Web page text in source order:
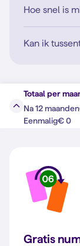
Hoe snel is
Kan ik
Totaal per
Na 12 maanden
Eenmalig€ 0
Bij Simyo
Gratis